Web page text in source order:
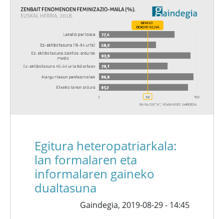
Egitura heteropatriarkala:
lan formalaren eta
informalaren gaineko
dualtasuna
Gaindegia, 2019-08-29 - 14:45